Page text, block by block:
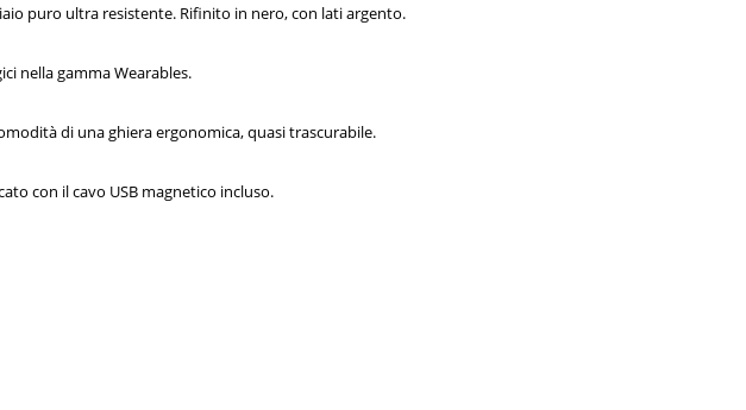
puro ultra resistente. Rifinito in nero, con lati argento.
nella gamma Wearables.
di una ghiera ergonomica, quasi trascurabile.
con il cavo USB magnetico incluso.